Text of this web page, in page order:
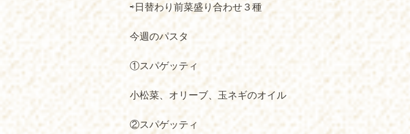
⇨日替わり前菜盛り合わせ３種
今週のパスタ
①スパゲッティ
小松菜、オリーブ、玉ネギのオイル
②スパゲッティ